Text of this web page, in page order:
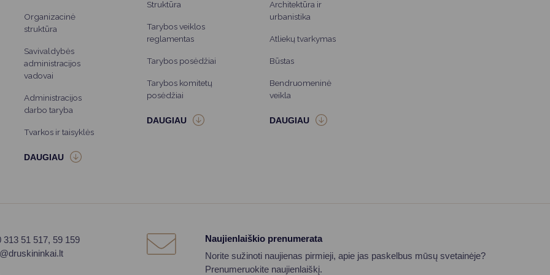
Organizacinė
struktūra
Savivaldybės
administracijos
vadovai
Administracijos
darbo taryba
Tvarkos ir taisyklės
Struktūra
Tarybos veiklos
reglamentas
Tarybos posėdžiai
Tarybos komitetų
posėdžiai
Architektūra ir
urbanistika
Atliekų tvarkymas
Būstas
Bendruomeninė
veikla
313 51 517, 59 159
Naujienlaiškio prenumerata
Norite sužinoti naujienas pirmieji, apie jas paskelbus mūsų svetainėje?
Prenumeruokite naujienlaiškį.